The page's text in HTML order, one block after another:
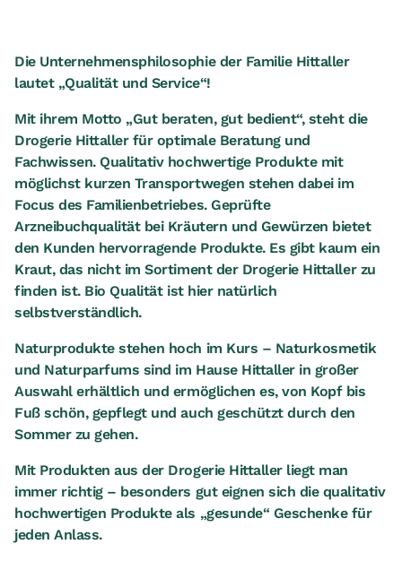
Die Unternehmensphilosophie der Familie Hittaller
lautet „Qualität und Service“!
Mit ihrem Motto „Gut beraten, gut bedient“, steht die
Drogerie Hittaller für optimale Beratung und
Fachwissen. Qualitativ hochwertige Produkte mit
möglichst kurzen Transportwegen stehen dabei im
Focus des Familienbetriebes. Geprüfte
Arzneibuchqualität bei Kräutern und Gewürzen bietet
den Kunden hervorragende Produkte. Es gibt kaum ein
Kraut, das nicht im Sortiment der Drogerie Hittaller zu
finden ist. Bio Qualität ist hier natürlich
selbstverständlich.
Naturprodukte stehen hoch im Kurs – Naturkosmetik
und Naturparfums sind im Hause Hittaller in großer
Auswahl erhältlich und ermöglichen es, von Kopf bis
Fuß schön, gepflegt und auch geschützt durch den
Sommer zu gehen.
Mit Produkten aus der Drogerie Hittaller liegt man
immer richtig – besonders gut eignen sich die qualitativ
hochwertigen Produkte als „gesunde“ Geschenke für
jeden Anlass.